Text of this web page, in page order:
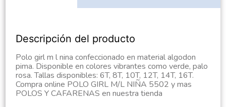
Descripción del producto
Polo girl m l nina confeccionado en material algodon
pima. Disponible en colores vibrantes como verde, palo
rosa. Tallas disponibles: 6T, 8T, 10T, 12T, 14T, 16T.
Compra online POLO GIRL M/L NIÑA 5502 y mas
POLOS Y CAFARENAS en nuestra tienda